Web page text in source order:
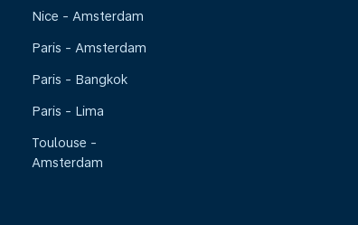
Nice - Amsterdam
Paris - Amsterdam
Paris - Bangkok
Paris - Lima
Toulouse -
Amsterdam